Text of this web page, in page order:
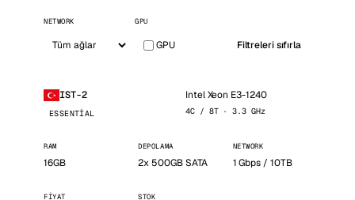
NETWORK GPU
GPU Filtreleri sıfırla
IST-2
ESSENTIAL
Intel Xeon E3-1240
4C / 8T · 3.3 GHz
RAM
16GB
DEPOLAMA
2x 500GB SATA
NETWORK
1 Gbps / 10TB
FIYAT STOK